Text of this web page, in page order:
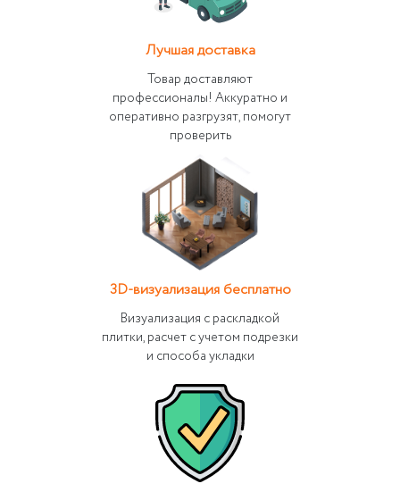
Лучшая доставка
Товар доставляют
профессионалы! Аккуратно и
оперативно разгрузят, помогут
проверить
3D-визуализация бесплатно
Визуализация с раскладкой
плитки, расчет с учетом подрезки
и способа укладки